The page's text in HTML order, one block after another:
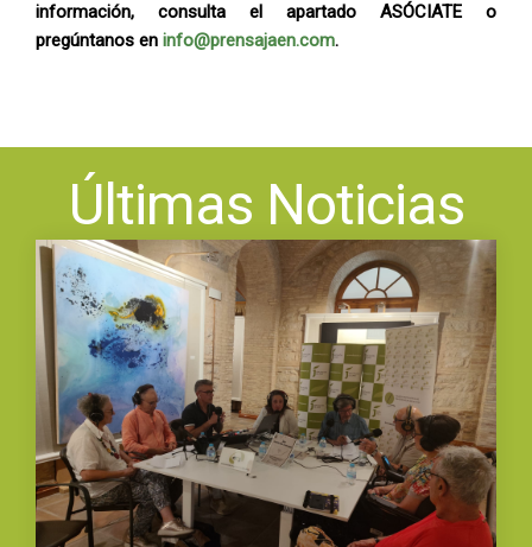
información, consulta el apartado ASÓCIATE o
pregúntanos en info@prensajaen.com.
Últimas Noticias